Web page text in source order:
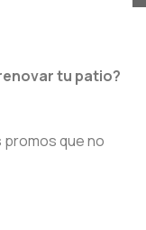
tu patio?
que no